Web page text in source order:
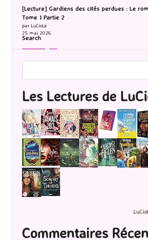
[Lecture] Gardiens des cités perdues : Le
Tome 1 Partie 2
par LuCioLe
25 mai 2026
Search
Les Lectures de
Commentaires